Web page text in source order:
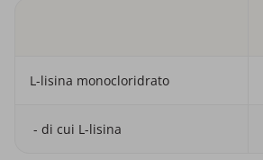
L-lisina monocloridrato
- di cui L-lisina